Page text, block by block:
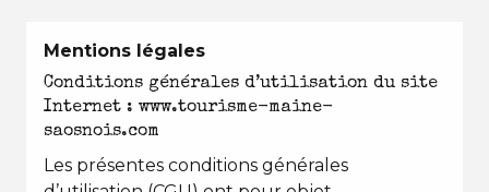
Mentions légales
Conditions générales d’utilisation du site
Internet : www.tourisme-maine-
saosnois.com
Les présentes conditions générales